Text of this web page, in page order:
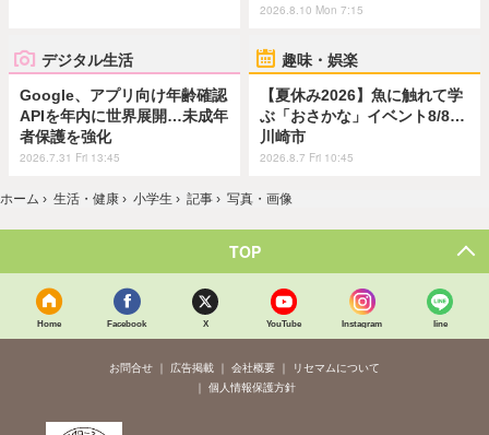
2026.8.10 Mon 7:15
デジタル生活
Google、アプリ向け年齢確認
APIを年内に世界展開…未成年
者保護を強化
2026.7.31 Fri 13:45
趣味・娯楽
【夏休み2026】魚に触れて学
ぶ「おさかな」イベント8/8…
川崎市
2026.8.7 Fri 10:45
ホーム › 生活・健康 › 小学生 › 記事 › 写真・画像
TOP
Home Facebook X YouTube Instagram line
お問合せ 広告掲載 会社概要
リセマムについて
個人情報保護方針